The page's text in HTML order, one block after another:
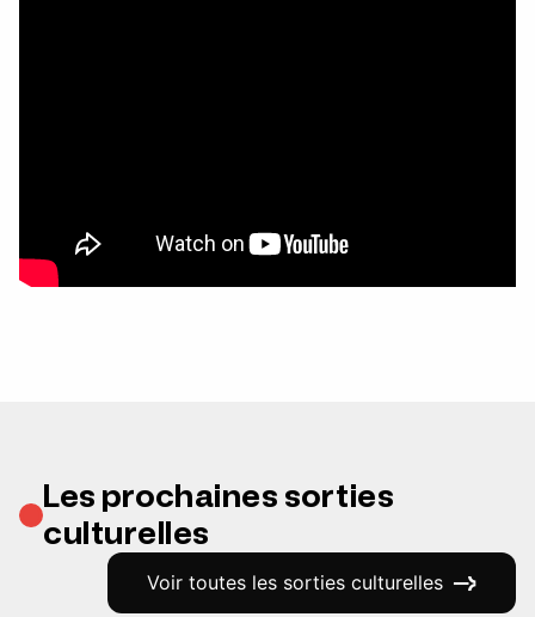
Les prochaines sorties
culturelles
Voir toutes les sorties culturelles